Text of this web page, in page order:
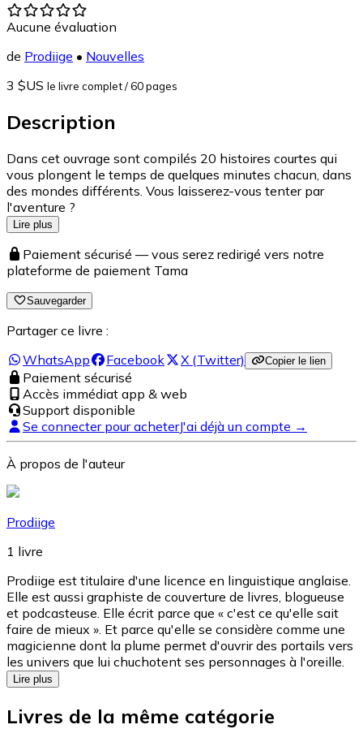
Aucune évaluation
de Prodiige • Nouvelles
3 $US le livre complet/ 60 pages
Description
Dans cet ouvrage sont compilés 20 histoires courtes qui
vous plongent le temps de quelques minutes chacun, dans
des mondes différents. Vous laisserez-vous tenter par
l'aventure ?
Lire plus
Paiement sécurisé — vous serez redirigé vers notre
plateforme de paiement Tama
Sauvegarder
Partager ce livre :
WhatsApp
Facebook X (Twitter) Copier le lien
Paiement sécurisé
Accès immédiat app & web
Support disponible
Se connecter pour acheterJ'ai déjà un compte →
À propos de l'auteur
Prodiige
1 livre
Prodiige est titulaire d'une licence en linguistique anglaise.
Elle est aussi graphiste de couverture de livres, blogueuse
et podcasteuse. Elle écrit parce que « c'est ce qu'elle sait
faire de mieux ». Et parce qu'elle se considère comme une
magicienne dont la plume permet d'ouvrir des portails vers
les univers que lui chuchotent ses personnages à l'oreille.
Lire plus
Livres de la même catégorie